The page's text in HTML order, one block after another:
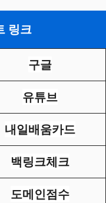
링크
구글
유튜브
내일배움카드
백링크체크
도메인점수